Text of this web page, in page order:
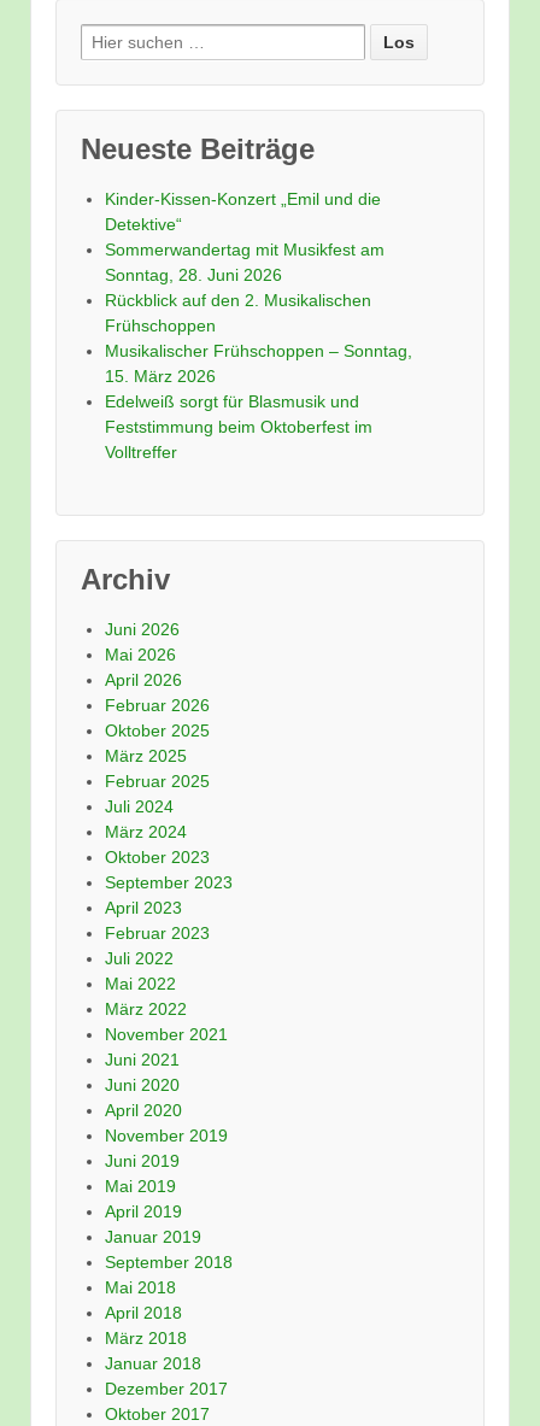
Suche nach:
Neueste Beiträge
Kinder-Kissen-Konzert „Emil und die
Detektive“
Sommerwandertag mit Musikfest am
Sonntag, 28. Juni 2026
Rückblick auf den 2. Musikalischen
Frühschoppen
Musikalischer Frühschoppen – Sonntag,
15. März 2026
Edelweiß sorgt für Blasmusik und
Feststimmung beim Oktoberfest im
Volltreffer
Archiv
Juni 2026
Mai 2026
April 2026
Februar 2026
Oktober 2025
März 2025
Februar 2025
Juli 2024
März 2024
Oktober 2023
September 2023
April 2023
Februar 2023
Juli 2022
Mai 2022
März 2022
November 2021
Juni 2021
Juni 2020
April 2020
November 2019
Juni 2019
Mai 2019
April 2019
Januar 2019
September 2018
Mai 2018
April 2018
März 2018
Januar 2018
Dezember 2017
Oktober 2017